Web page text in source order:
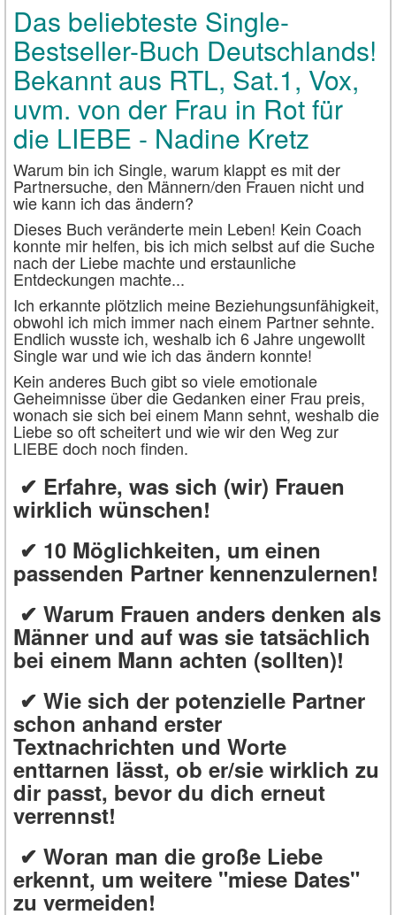
Das beliebteste Single-
Bestseller-Buch Deutschlands!
Bekannt aus RTL, Sat.1, Vox,
uvm. von der Frau in Rot für
die LIEBE - Nadine Kretz
Warum bin ich Single, warum klappt es mit der
Partnersuche, den Männern/den Frauen nicht und
wie kann ich das ändern?
Dieses Buch veränderte mein Leben! Kein Coach
konnte mir helfen, bis ich mich selbst auf die Suche
nach der Liebe machte und erstaunliche
Entdeckungen machte...
Ich erkannte plötzlich meine Beziehungsunfähigkeit,
obwohl ich mich immer nach einem Partner sehnte.
Endlich wusste ich, weshalb ich 6 Jahre ungewollt
Single war und wie ich das ändern konnte!
Kein anderes Buch gibt so viele emotionale
Geheimnisse über die Gedanken einer Frau preis,
wonach sie sich bei einem Mann sehnt, weshalb die
Liebe so oft scheitert und wie wir den Weg zur
LIEBE doch noch finden.
✔ Erfahre, was sich (wir) Frauen
wirklich wünschen!
✔ 10 Möglichkeiten, um einen
passenden Partner kennenzulernen!
✔ Warum Frauen anders denken als
Männer und auf was sie tatsächlich
bei einem Mann achten (sollten)!
✔ Wie sich der potenzielle Partner
schon anhand erster
Textnachrichten und Worte
enttarnen lässt, ob er/sie wirklich zu
dir passt, bevor du dich erneut
verrennst!
✔ Woran man die große Liebe
erkennt, um weitere "miese Dates"
zu vermeiden!